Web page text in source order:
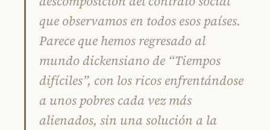
que observamos en todos esos países.
Parece que hemos regresado al
mundo dickensiano de “Tiempos
difíciles”, con los ricos enfrentándose
a unos pobres cada vez más
alienados, sin una solución a la